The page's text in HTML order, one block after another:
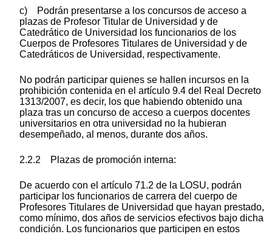
c) Podrán presentarse a los concursos de acceso a
plazas de Profesor Titular de Universidad y de
Catedrático de Universidad los funcionarios de los
Cuerpos de Profesores Titulares de Universidad y de
Catedráticos de Universidad, respectivamente.
No podrán participar quienes se hallen incursos en la
prohibición contenida en el artículo 9.4 del Real Decreto
1313/2007, es decir, los que habiendo obtenido una
plaza tras un concurso de acceso a cuerpos docentes
universitarios en otra universidad no la hubieran
desempeñado, al menos, durante dos años.
2.2.2 Plazas de promoción interna:
De acuerdo con el artículo 71.2 de la LOSU, podrán
participar los funcionarios de carrera del cuerpo de
Profesores Titulares de Universidad que hayan prestado,
como mínimo, dos años de servicios efectivos bajo dicha
condición. Los funcionarios que participen en estos